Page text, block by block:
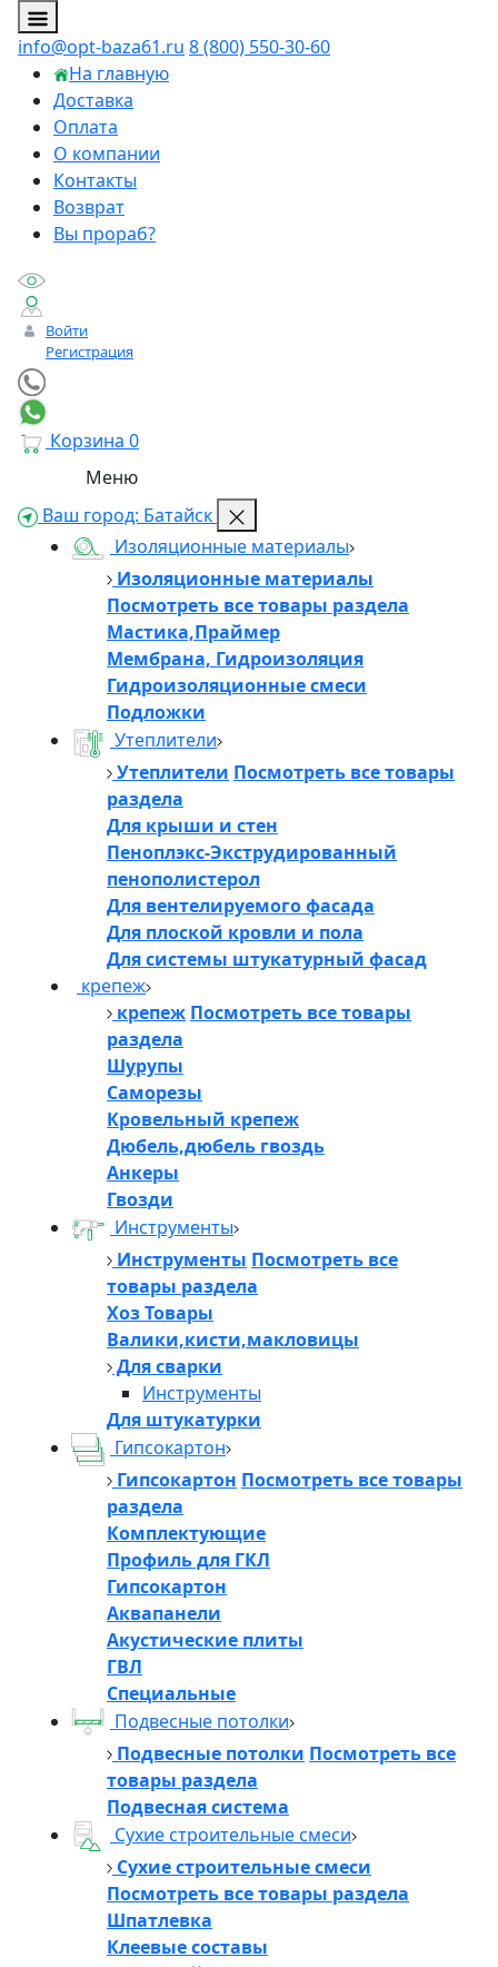
info@opt-baza61.ru 8 (800) 550-30-60
На главную
Доставка
Оплата
О компании
Контакты
Возврат
Вы прораб?
Войти
Регистрация
Корзина 0
Меню
Ваш город: Батайск
Изоляционные материалы
Изоляционные материалы
Посмотреть все товары раздела
Мастика,Праймер
Мембрана, Гидроизоляция
Гидроизоляционные смеси
Подложки
Утеплители
Утеплители Посмотреть все товары
раздела
Для крыши и стен
Пеноплэкс-Экструдированный
пенополистерол
Для вентелируемого фасада
Для плоской кровли и пола
Для системы штукатурный фасад
крепеж
крепеж Посмотреть все товары
раздела
Шурупы
Саморезы
Кровельный крепеж
Дюбель,дюбель гвоздь
Анкеры
Гвозди
Инструменты
Инструменты Посмотреть все
товары раздела
Хоз Товары
Валики,кисти,макловицы
Для сварки
Инструменты
Для штукатурки
Гипсокартон
Гипсокартон Посмотреть все товары
раздела
Комплектующие
Профиль для ГКЛ
Гипсокартон
Аквапанели
Акустические плиты
ГВЛ
Специальные
Подвесные потолки
Подвесные потолки Посмотреть все
товары раздела
Подвесная система
Сухие строительные смеси
Сухие строительные смеси
Посмотреть все товары раздела
Шпатлевка
Клеевые составы